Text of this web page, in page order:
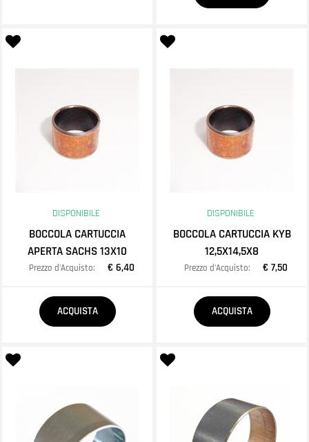
DISPONIBILE
BOCCOLA CARTUCCIA
APERTA SACHS 13X10
Prezzo d'Acquisto: € 6,40
Quantità
ACQUISTA
DISPONIBILE
BOCCOLA CARTUCCIA KYB
12,5X14,5X8
Prezzo d'Acquisto: € 7,50
Quantità
ACQUISTA